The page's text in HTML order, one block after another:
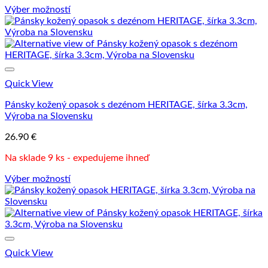
Výber možností
Tento
produkt
má
viacero
variantov.
si
môžete
vybrať
na
stránke
Quick View
Pánsky kožený opasok s dezénom HERITAGE, šírka 3.3cm,
Výroba na Slovensku
26.90 €
Na sklade 9 ks - expedujeme ihneď
Výber možností
Tento
produkt
má
viacero
variantov.
si
Quick View